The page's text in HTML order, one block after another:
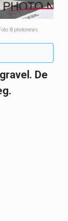
Foto: © photonews
De